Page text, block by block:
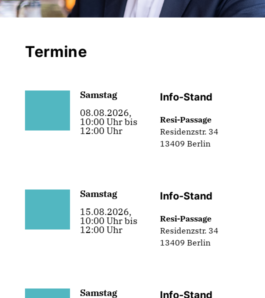
Termine
Samstag
08.08.2026,
10:00 Uhr bis
12:00 Uhr
Info-Stand
Resi-Passage
Residenzstr. 34
13409 Berlin
Samstag
15.08.2026,
10:00 Uhr bis
12:00 Uhr
Info-Stand
Resi-Passage
Residenzstr. 34
13409 Berlin
Samstag
Info-Stand